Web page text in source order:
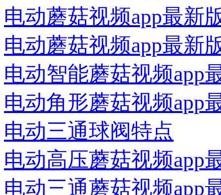
电动蘑菇视频app最新
电动蘑菇视频app最新
电动智能蘑菇视频app
电动角形蘑菇视频app
电动三通球阀特点
电动高压蘑菇视频app
电动三通蘑菇视频app